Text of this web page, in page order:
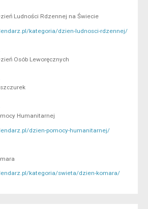
Ludności Rdzennej na Świecie
kategoria/dzien-ludnosci-rdzennej/
Osób Leworęcznych
Humanitarnej
dzien-pomocy-humanitarnej/
kategoria/swieta/dzien-komara/